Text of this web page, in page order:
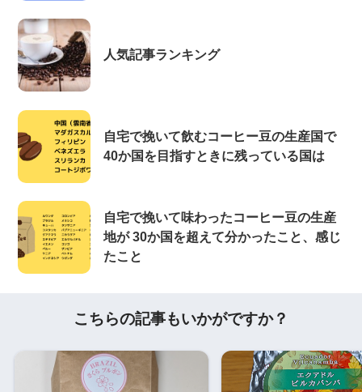
人気記事ランキング
自宅で挽いて飲むコーヒー豆の生産国で
40か国を目指すときに残っている国は
自宅で挽いて味わったコーヒー豆の生産
地が 30か国を超えて分かったこと、感じ
たこと
こちらの記事もいかがですか？